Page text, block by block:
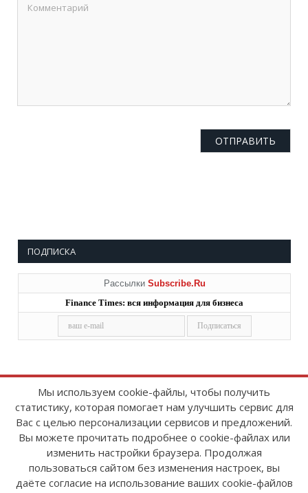
ПОДПИСКА
Рассылки Subscribe.Ru
Finance Times: вся информация для бизнеса
Copyright © 2008-2026FinanceTimes
Зарегистрировано в Роскомнадзоре
Свидетельство о регистрации СМИ:
серия Эл № ФС77-86300 от 10 ноября 2023 г
Мы используем cookie-файлы, чтобы получить
статистику, которая помогает нам улучшить сервис для
Вас с целью персонализации сервисов и предложений.
Вы можете прочитать подробнее о cookie-файлах или
изменить настройки браузера. Продолжая
пользоваться сайтом без изменения настроек, вы
даёте согласие на использование ваших cookie-файлов